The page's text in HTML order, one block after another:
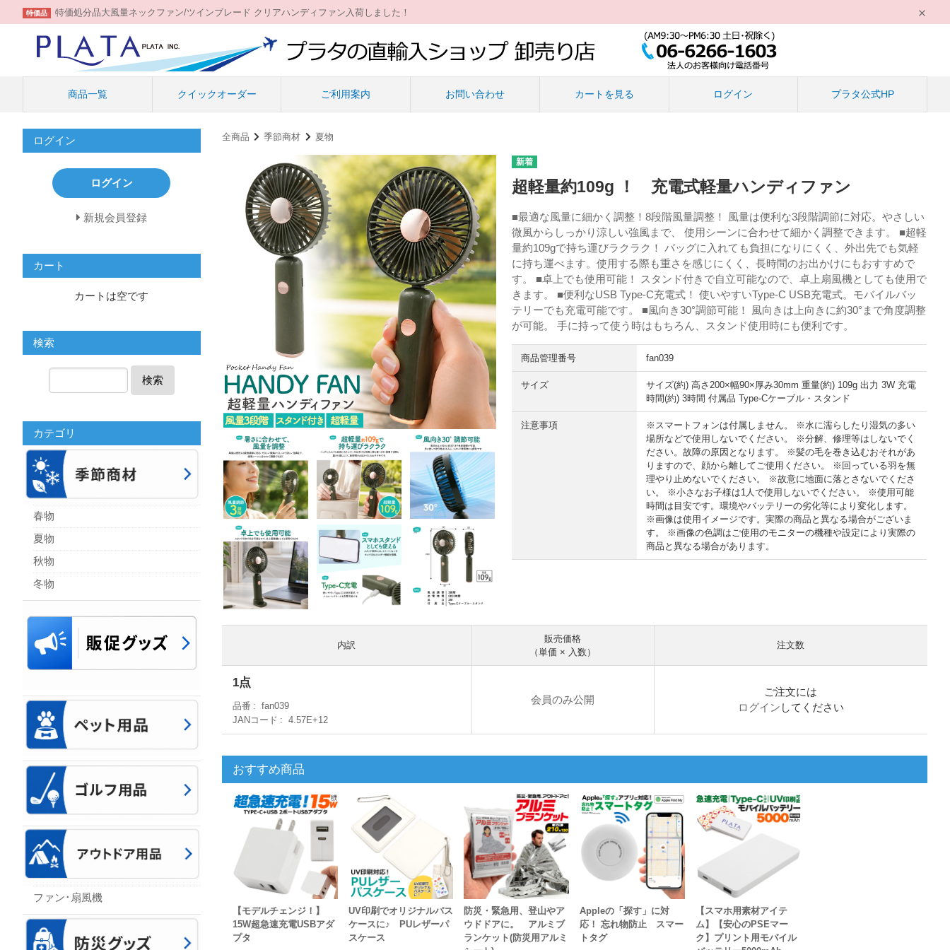
特価品 特価処分品大風量ネックファン/ツインブレード クリアハンディファン入荷しました！
商品一覧 クイックオーダー ご利用案内 お問い合わせ カートを見る ログイン プラタ公式HP
全商品 季節商材 夏物
超軽量約109g ！ 充電式軽量ハンディファン
■最適な風量に細かく調整！8段階風量調整！ 風量は便利な3段階調節に対応。やさしい
微風からしっかり涼しい強風まで、 使用シーンに合わせて細かく調整できます。 ■超軽
量約109gで持ち運びラクラク！ バッグに入れても負担になりにくく、外出先でも気軽
に持ち運べます。使用する際も重さを感じにくく、長時間のお出かけにもおすすめで
す。 ■卓上でも使用可能！ スタンド付きで自立可能なので、卓上扇風機としても使用で
きます。 ■便利なUSB Type-C充電式！ 使いやすいType-C USB充電式。モバイルバッ
テリーでも充電可能です。 ■風向き30°調節可能！ 風向きは上向きに約30°まで角度調整
が可能。 手に持って使う時はもちろん、スタンド使用時にも便利です。
商品管理番号 fan039
サイズ
サイズ(約) 高さ200×幅90×厚み30mm 重量(約) 109g 出力 3W 充電
時間(約) 3時間 付属品 Type-Cケーブル・スタンド
注意事項
※スマートフォンは付属しません。 ※水に濡らしたり湿気の多い
場所などで使用しないでください。 ※分解、修理等はしないでく
ださい。故障の原因となります。 ※髪の毛を巻き込むおそれがあ
りますので、顔から離してご使用ください。 ※回っている羽を無
理やり止めないでください。 ※故意に地面に落とさないでくださ
い。 ※小さなお子様は1人で使用しないでください。 ※使用可能
時間は目安です。環境やバッテリーの劣化等により変化します。
※画像は使用イメージです。実際の商品と異なる場合がございま
す。 ※画像の色調はご使用のモニターの機種や設定により実際の
商品と異なる場合があります。
内訳
販売価格
（単価 × 入数）
注文数
1点
品番
fan039
JANコード
4.57E+12
会員のみ公開
ご注文には
ログイン してください
おすすめ商品
【モデルチェンジ！】
15W超急速充電USBアダ
プタ
UV印刷でオリジナルパス
ケースに♪ PUレザーパ
スケース
防災・緊急用、登山やア
ウドドアに。 アルミブ
ランケット(防災用アルミ
Appleの「探す」に対
応！ 忘れ物防止 スマー
トタグ
【スマホ用素材アイテ
ム】【安心のPSEマー
ク】プリント用モバイル
ログイン
ログイン
新規会員登録
カート
カートは空です
検索
検索
カテゴリ
春物
夏物
秋物
冬物
ファン･扇風機